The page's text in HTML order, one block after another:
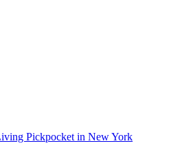
Pickpocket in New York